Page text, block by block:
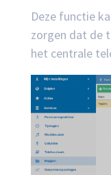
Deze functie
zorgen dat de
het centrale